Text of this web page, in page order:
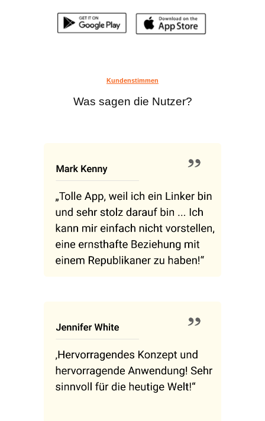
Kundenstimmen
Was sagen die Nutzer?